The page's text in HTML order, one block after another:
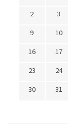
2
3
9
10
16
17
23
24
30
31